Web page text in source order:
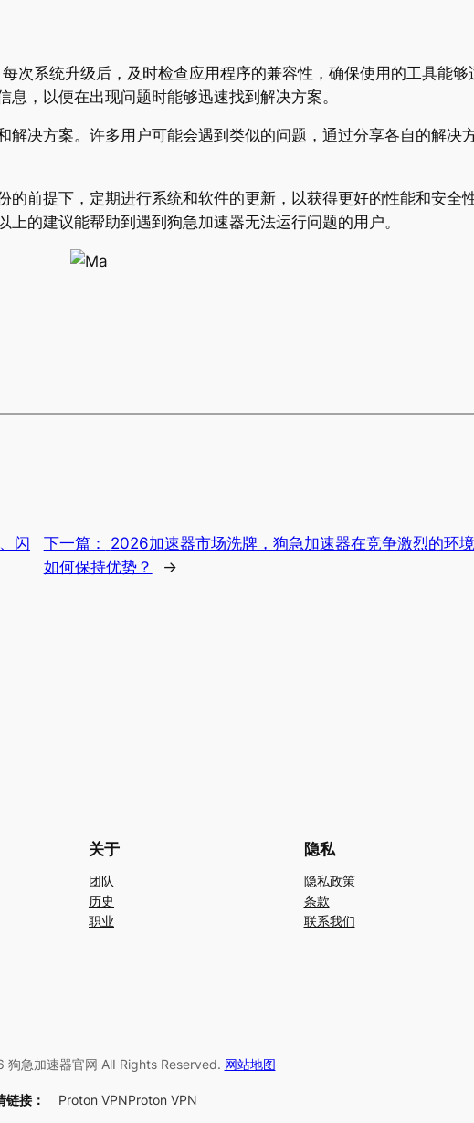
次系统升级后，及时检查应用程序的兼容性，确保使用的工具能够
，以便在出现问题时能够迅速找到解决方案。
决方案。许多用户可能会遇到类似的问题，通过分享各自的解决
前提下，定期进行系统和软件的更新，以获得更好的性能和安全
的建议能帮助到遇到狗急加速器无法运行问题的用户。
闪
下一篇：
2026加速器市场洗牌，狗急加速器在竞争激烈的环
如何保持优势？
→
关于
团队
历史
职业
隐私
隐私政策
条款
联系我们
狗急加速器官网 AlI Rights Reserved. 网站地图
链接： Proton VPNProton VPN